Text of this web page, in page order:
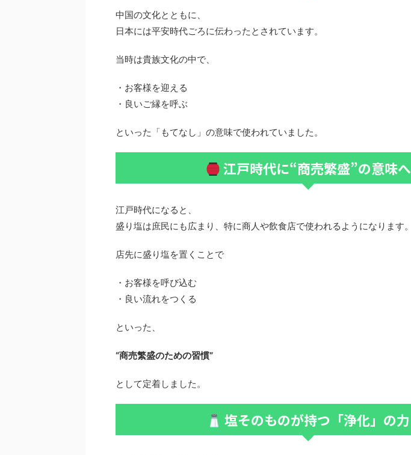
中国の文化とともに、
日本には平安時代ごろに伝わったとされています。
当時は貴族文化の中で、
・お客様を迎える
・良いご縁を呼ぶ
といった「もてなし」の意味で使われていました。
江戸時代に“商売繁盛”の意味へ
江戸時代になると、
盛り塩は庶民にも広まり、特に商人や飲食店で使われるようになります。
店先に盛り塩を置くことで
・お客様を呼び込む
・良い流れをつくる
といった、
“商売繁盛のための習慣”
として定着しました。
塩そのものが持つ「浄化」の力